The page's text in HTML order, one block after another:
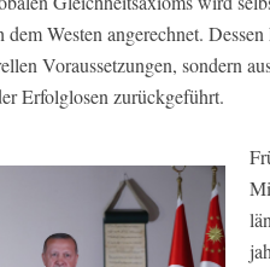
Westen angerechnet.
Voraussetzungen, sondern
Erfolglosen zurückgeführt.